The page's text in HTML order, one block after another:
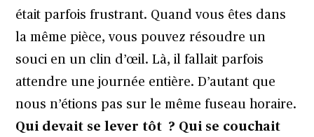
était parfois frustrant. Quand vous êtes dans
la même pièce, vous pouvez résoudre un
souci en un clin d’œil. Là, il fallait parfois
attendre une journée entière. D’autant que
nous n’étions pas sur le même fuseau horaire.
Qui devait se lever tôt ? Qui se couchait